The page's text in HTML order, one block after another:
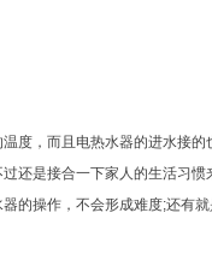
度，而且电热水器的进水接
还是接合一下家人的生活习
的操作，不会形成难度;还有